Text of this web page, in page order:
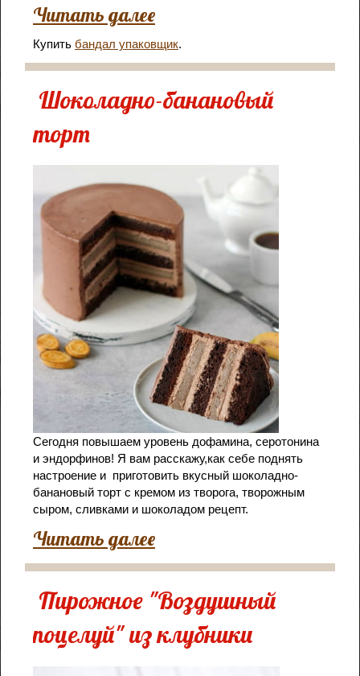
Читать далее
Купить бандал упаковщик.
Шоколадно-банановый
торт
Сегодня повышаем уровень дофамина, серотонина
и эндорфинов! Я вам расскажу,как себе поднять
настроение и приготовить вкусный шоколадно-
банановый торт с кремом из творога, творожным
сыром, сливками и шоколадом рецепт.
Читать далее
Пирожное "Воздушный
поцелуй" из клубники